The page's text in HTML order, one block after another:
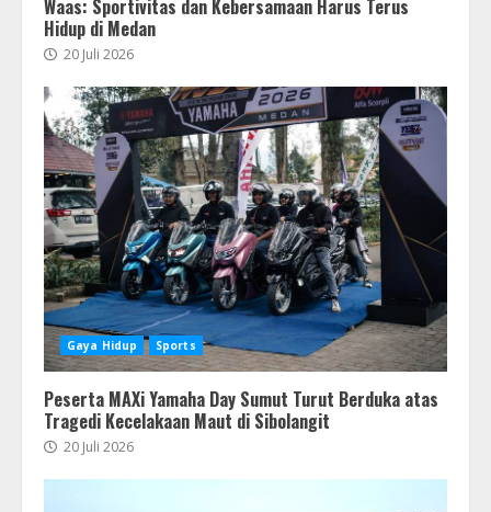
Waas: Sportivitas dan Kebersamaan Harus Terus
Hidup di Medan
20 Juli 2026
Gaya Hidup Sports
Peserta MAXi Yamaha Day Sumut Turut Berduka atas
Tragedi Kecelakaan Maut di Sibolangit
20 Juli 2026